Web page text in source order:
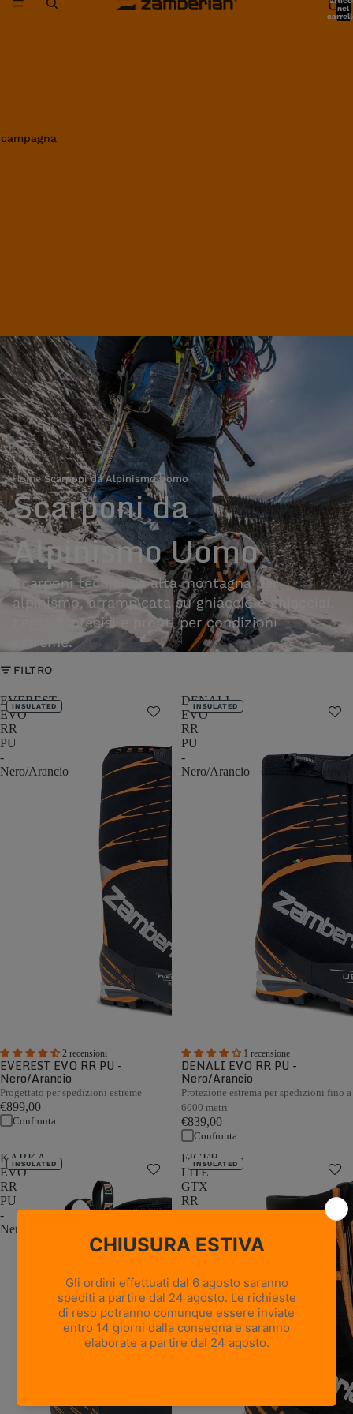
nel
Home›Scarponi da Alpinismo Uomo
Scarponi da
Alpinismo Uomo
Scarponi tecnici da alta montagna per
alpinismo, arrampicata su ghiaccio e ghiacciai.
Leggeri, precisi e pronti per condizioni
estreme.
FILTRO
EVEREST
EVO
RR
PU
-
Nero/Arancio
2 recensioni
INSULATED
EVEREST EVO RR PU -
Nero/Arancio
Progettato per spedizioni estreme
€899,00
Confronta
DENALI
EVO
RR
PU
-
Nero/Arancio
1 recensione
INSULATED
DENALI EVO RR PU -
Nero/Arancio
Protezione estrema per spedizioni fino a
6000 metri
€839,00
Confronta
KARKA
EVO
RR
PU
-
Nero/Arancio
INSULATED
EIGER
LITE
GTX
RR
-
INSULATED